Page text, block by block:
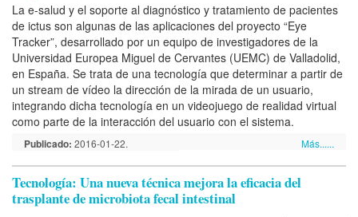
La e-salud y el soporte al diagnóstico y tratamiento de pacientes
de ictus son algunas de las aplicaciones del proyecto “Eye
Tracker”, desarrollado por un equipo de investigadores de la
Universidad Europea Miguel de Cervantes (UEMC) de Valladolid,
en España. Se trata de una tecnología que determinar a partir de
un stream de vídeo la dirección de la mirada de un usuario,
integrando dicha tecnología en un videojuego de realidad virtual
como parte de la interacción del usuario con el sistema.
Publicado: 2016-01-22. Más......
Tecnología: Una nueva técnica mejora la eficacia del
trasplante de microbiota fecal intestinal